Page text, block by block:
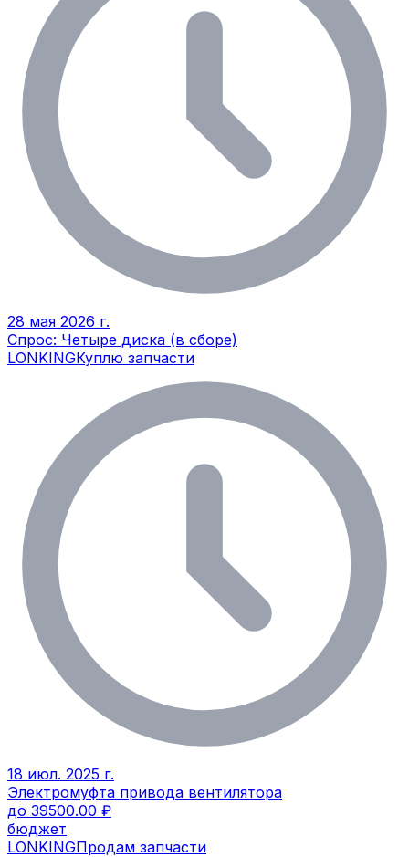
28 мая 2026 г.
Спрос: Четыре диска (в сборе)
LONKINGКуплю запчасти
18 июл. 2025 г.
Электромуфта привода вентилятора
до 39500.00 ₽
бюджет
LONKINGПродам запчасти